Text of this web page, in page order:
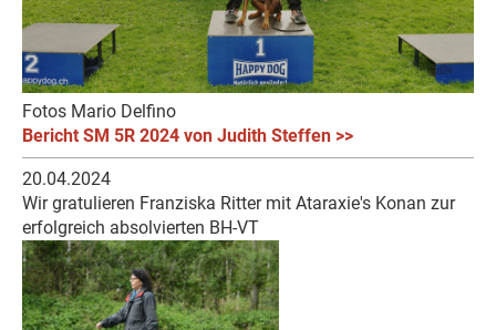
Fotos Mario Delfino
Bericht SM 5R 2024 von Judith Steffen >>
20.04.2024
Wir gratulieren Franziska Ritter mit Ataraxie's Konan zur
erfolgreich absolvierten BH-VT